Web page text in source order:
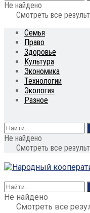
Не найдено
Смотреть все
Семья
Право
Здоровье
Культура
Экономика
Технологии
Экология
Разное
Не найдено
Смотреть все
Не найдено
Смотреть все